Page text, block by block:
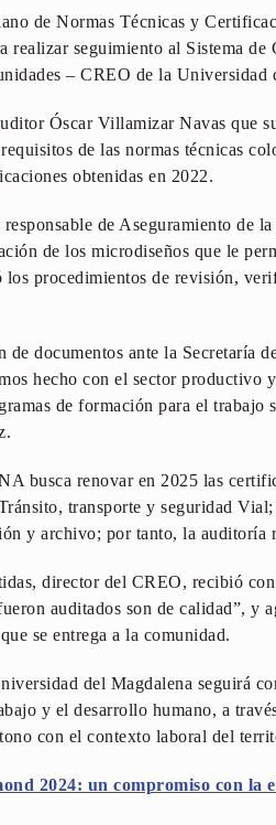
de Normas Técnicas y
realizar seguimiento al Sistema
– CREO de la Universidad
Óscar Villamizar Navas que
de las normas técnicas
obtenidas en 2022.
de Aseguramiento de
de los microdiseños que le
procedimientos de revisión,
documentos ante la Secretaría
hecho con el sector productivo
de formación para el trabajo
busca renovar en 2025 las
transporte y seguridad
y archivo; por tanto, la auditoría
director del CREO, recibió
auditados son de calidad”, y
se entrega a la comunidad.
del Magdalena seguirá
y el desarrollo humano, a
con el contexto laboral del
2024: un compromiso con la